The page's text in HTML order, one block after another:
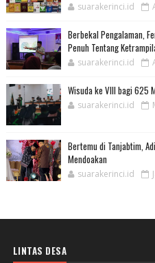
suarakerinci.id
Berbekal Pengalaman,
Penuh Tentang
suarakerinci.id
Wisuda ke VIII bagi 625
suarakerinci.id
Bertemu di Tanjabtim,
Mendoakan
suarakerinci.id
LINTAS DESA